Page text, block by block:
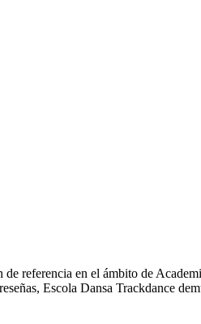
referencia en el ámbito de
Escola Dansa Trackdance